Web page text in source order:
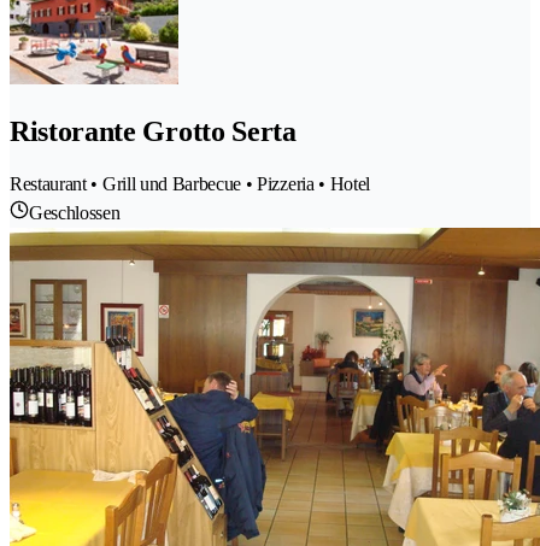
Ristorante Grotto Serta
Restaurant • Grill und Barbecue • Pizzeria • Hotel
Geschlossen